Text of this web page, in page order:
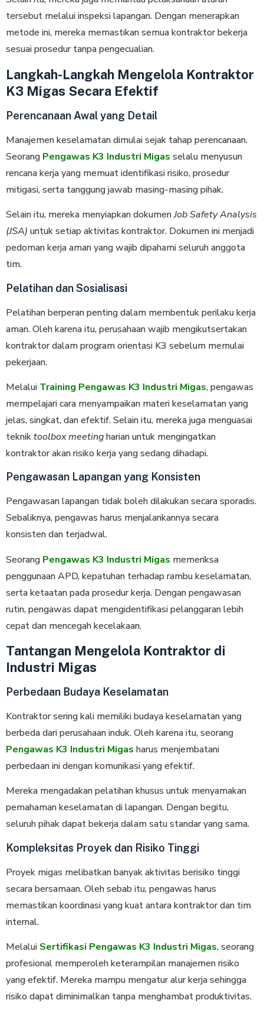
tersebut melalui inspeksi lapangan. Dengan menerapkan
metode ini, mereka memastikan semua kontraktor bekerja
sesuai prosedur tanpa pengecualian.
Langkah-Langkah Mengelola Kontraktor
K3 Migas Secara Efektif
Perencanaan Awal yang Detail
Manajemen keselamatan dimulai sejak tahap perencanaan.
Seorang Pengawas K3 Industri Migas selalu menyusun
rencana kerja yang memuat identifikasi risiko, prosedur
mitigasi, serta tanggung jawab masing-masing pihak.
Selain itu, mereka menyiapkan dokumenJob Safety Analysis
(JSA) untuk setiap aktivitas kontraktor. Dokumen ini menjadi
pedoman kerja aman yang wajib dipahami seluruh anggota
tim.
Pelatihan dan Sosialisasi
Pelatihan berperan penting dalam membentuk perilaku kerja
aman. Oleh karena itu, perusahaan wajib mengikutsertakan
kontraktor dalam program orientasi K3 sebelum memulai
pekerjaan.
Melalui Training Pengawas K3 Industri Migas, pengawas
mempelajari cara menyampaikan materi keselamatan yang
jelas, singkat, dan efektif. Selain itu, mereka juga menguasai
tekniktoolbox meetingharian untuk mengingatkan
kontraktor akan risiko kerja yang sedang dihadapi.
Pengawasan Lapangan yang Konsisten
Pengawasan lapangan tidak boleh dilakukan secara sporadis.
Sebaliknya, pengawas harus menjalankannya secara
konsisten dan terjadwal.
Seorang Pengawas K3 Industri Migas memeriksa
penggunaan APD, kepatuhan terhadap rambu keselamatan,
serta ketaatan pada prosedur kerja. Dengan pengawasan
rutin, pengawas dapat mengidentifikasi pelanggaran lebih
cepat dan mencegah kecelakaan.
Tantangan Mengelola Kontraktor di
Industri Migas
Perbedaan Budaya Keselamatan
Kontraktor sering kali memiliki budaya keselamatan yang
berbeda dari perusahaan induk. Oleh karena itu, seorang
Pengawas K3 Industri Migas harus menjembatani
perbedaan ini dengan komunikasi yang efektif.
Mereka mengadakan pelatihan khusus untuk menyamakan
pemahaman keselamatan di lapangan. Dengan begitu,
seluruh pihak dapat bekerja dalam satu standar yang sama.
Kompleksitas Proyek dan Risiko Tinggi
Proyek migas melibatkan banyak aktivitas berisiko tinggi
secara bersamaan. Oleh sebab itu, pengawas harus
memastikan koordinasi yang kuat antara kontraktor dan tim
internal.
Melalui Sertifikasi Pengawas K3 Industri Migas, seorang
profesional memperoleh keterampilan manajemen risiko
yang efektif. Mereka mampu mengatur alur kerja sehingga
risiko dapat diminimalkan tanpa menghambat produktivitas.